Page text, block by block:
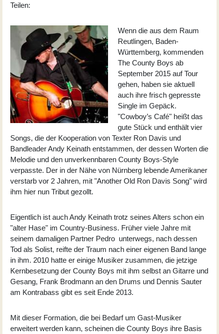
Teilen:
Wenn die aus dem Raum
Reutlingen, Baden-
Württemberg, kommenden
The County Boys ab
September 2015 auf Tour
gehen, haben sie aktuell
auch ihre frisch gepresste
Single im Gepäck.
"Cowboy’s Café" heißt das
gute Stück und enthält vier
Songs, die der Kooperation von Texter Ron Davis und
Bandleader Andy Keinath entstammen, der dessen Worten die
Melodie und den unverkennbaren County Boys-Style
verpasste. Der in der Nähe von Nürnberg lebende Amerikaner
verstarb vor 2 Jahren, mit "Another Old Ron Davis Song" wird
ihm hier nun Tribut gezollt.
Eigentlich ist auch Andy Keinath trotz seines Alters schon ein
"alter Hase" im Country-Business. Früher viele Jahre mit
seinem damaligen Partner Pedro unterwegs, nach dessen
Tod als Solist, reifte der Traum nach einer eigenen Band lange
in ihm. 2010 hatte er einige Musiker zusammen, die jetzige
Kernbesetzung der County Boys mit ihm selbst an Gitarre und
Gesang, Frank Brodmann an den Drums und Dennis Sauter
am Kontrabass gibt es seit Ende 2013.
Mit dieser Formation, die bei Bedarf um Gast-Musiker
erweitert werden kann, scheinen die County Boys ihre Basis